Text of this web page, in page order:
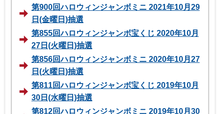
第900回ハロウィンジャンボミニ 2021年10月29
日(金曜日)抽選
第855回ハロウィンジャンボ宝くじ 2020年10月
27日(火曜日)抽選
第856回ハロウィンジャンボミニ 2020年10月27
日(火曜日)抽選
第811回ハロウィンジャンボ宝くじ 2019年10月
30日(水曜日)抽選
第812回ハロウィンジャンボミニ 2019年10月30